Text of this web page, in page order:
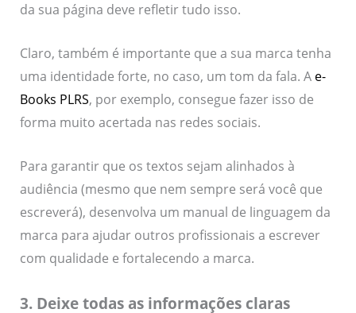
da sua página deve refletir tudo isso.
Claro, também é importante que a sua marca tenha
uma identidade forte, no caso, um tom da fala. A e-
Books PLRS, por exemplo, consegue fazer isso de
forma muito acertada nas redes sociais.
Para garantir que os textos sejam alinhados à
audiência (mesmo que nem sempre será você que
escreverá), desenvolva um manual de linguagem da
marca para ajudar outros profissionais a escrever
com qualidade e fortalecendo a marca.
3. Deixe todas as informações claras